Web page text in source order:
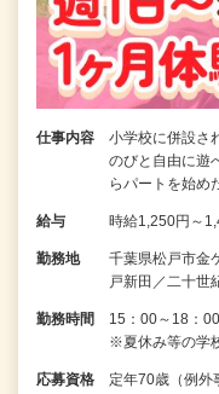
仕事内容
小学校に併設さ
のびと自由に遊
らパートを始め
給与 時給1,250円～
勤務地
千葉県松戸市金
戸新田／二十世
勤務時間
15：00～18：
※夏休み等の学
応募資格
定年70歳（例